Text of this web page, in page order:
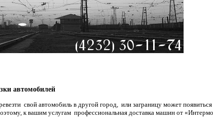
автомобилей
свой автомобиль в другой город, или заграницу может появиться
к вашим услугам профессиональная доставка машин от